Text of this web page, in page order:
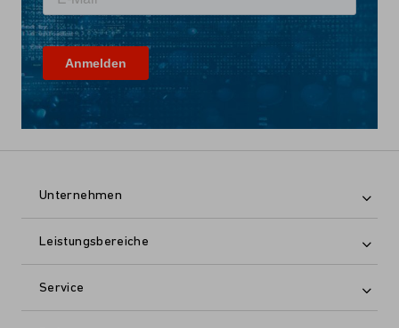
Unternehmen
Leistungsbereiche
Service